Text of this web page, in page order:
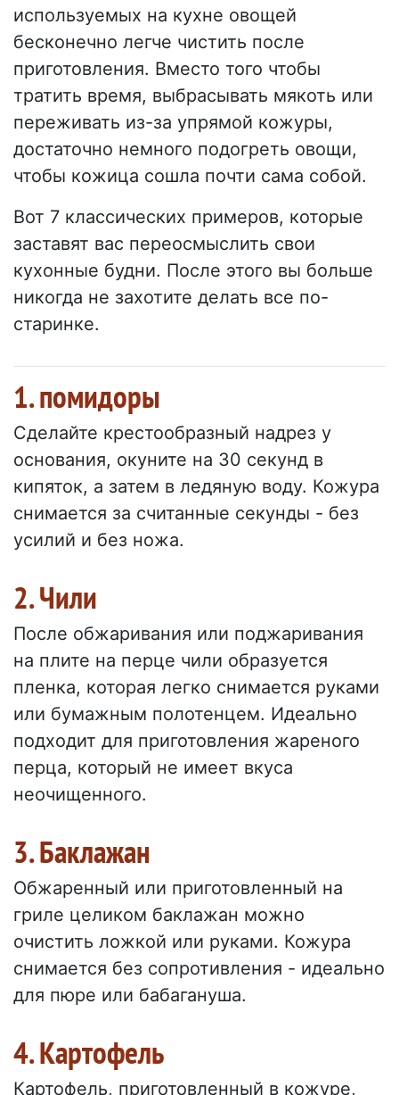
используемых на кухне овощей
бесконечно легче чистить после
приготовления. Вместо того чтобы
тратить время, выбрасывать мякоть или
переживать из-за упрямой кожуры,
достаточно немного подогреть овощи,
чтобы кожица сошла почти сама собой.
Вот 7 классических примеров, которые
заставят вас переосмыслить свои
кухонные будни. После этого вы больше
никогда не захотите делать все по-
старинке.
1. помидоры
Сделайте крестообразный надрез у
основания, окуните на 30 секунд в
кипяток, а затем в ледяную воду. Кожура
снимается за считанные секунды - без
усилий и без ножа.
2. Чили
После обжаривания или поджаривания
на плите на перце чили образуется
пленка, которая легко снимается руками
или бумажным полотенцем. Идеально
подходит для приготовления жареного
перца, который не имеет вкуса
неочищенного.
3. Баклажан
Обжаренный или приготовленный на
гриле целиком баклажан можно
очистить ложкой или руками. Кожура
снимается без сопротивления - идеально
для пюре или бабагануша.
4. Картофель
Картофель, приготовленный в кожуре,